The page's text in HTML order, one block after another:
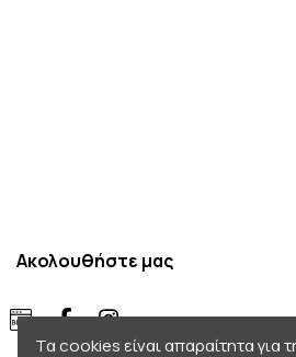
Ακολουθήστε μας
Τα cookies είναι απαραίτητα για